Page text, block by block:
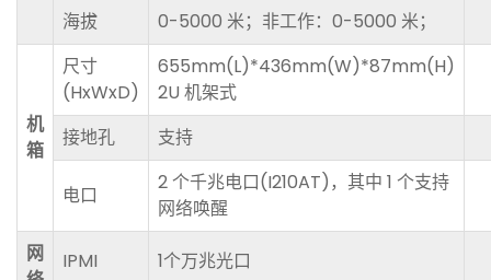
海拔 0-5000 米；非工作：0-5000 米；
机
箱
尺寸
(HxWxD)
655mm(L)*436mm(W)*87mm(H)
2U 机架式
接地孔
支持
电口
2 个千兆电口(I210AT)，其中 1 个支持
网络唤醒
网
IPMI 1个万兆光口